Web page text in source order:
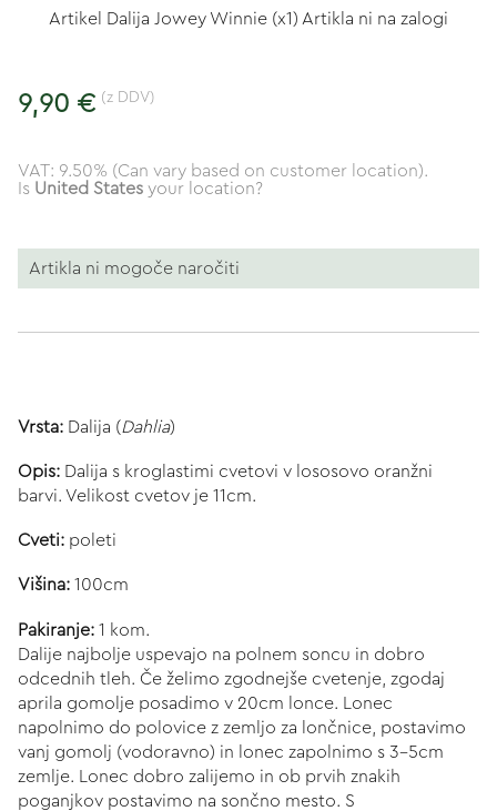
Artikel Dalija Jowey Winnie (x1) Artikla ni na zalogi
9,90 € (z DDV)
VAT: 9.50% (Can vary based on customer location).
Is United States your location?
Artikla ni mogoče naročiti
Vrsta: Dalija (Dahlia)
Opis: Dalija s kroglastimi cvetovi v lososovo oranžni
barvi. Velikost cvetov je 11cm.
Cveti: poleti
Višina: 100cm
Pakiranje: 1 kom.
Dalije najbolje uspevajo na polnem soncu in dobro
odcednih tleh. Če želimo zgodnejše cvetenje, zgodaj
aprila gomolje posadimo v 20cm lonce. Lonec
napolnimo do polovice z zemljo za lončnice, postavimo
vanj gomolj (vodoravno) in lonec zapolnimo s 3-5cm
zemlje. Lonec dobro zalijemo in ob prvih znakih
poganjkov postavimo na sončno mesto. S